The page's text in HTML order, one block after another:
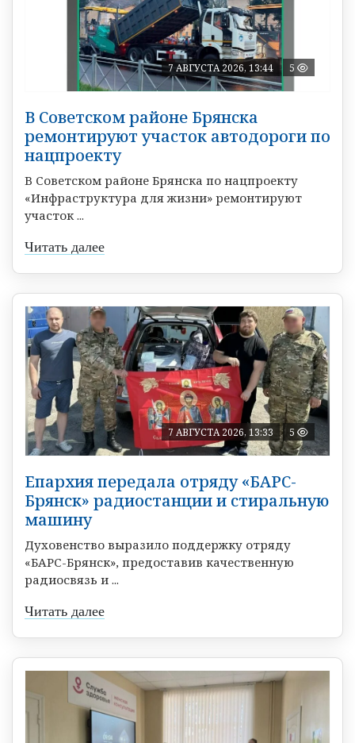
7 АВГУСТА 2026, 13:44 5
В Советском районе Брянска
ремонтируют участок автодороги по
нацпроекту
В Советском районе Брянска по нацпроекту
«Инфраструктура для жизни» ремонтируют
участок ...
Читать далее
7 АВГУСТА 2026, 13:33 5
Епархия передала отряду «БАРС-
Брянск» радиостанции и стиральную
машину
Духовенство выразило поддержку отряду
«БАРС-Брянск», предоставив качественную
радиосвязь и ...
Читать далее